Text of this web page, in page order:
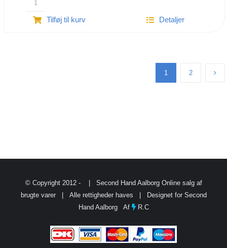
Manfrotto
NX-
Tilføj til kurv Detaljer
1 2
© Copyright 2012 - | Second Hand Aalborg Online salg af
brugte varer| Alle rettigheder haves | Designet for Second
Hand Aalborg Af
R.C